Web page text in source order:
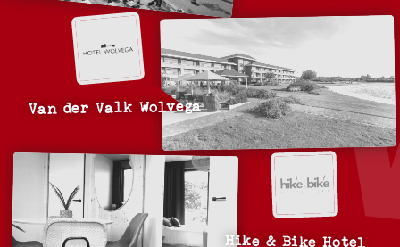
Van der Valk Wolvega
Hike & Bike Hotel